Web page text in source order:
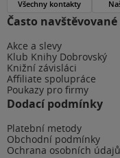
Často navštěvované
Akce a slevy
Klub Knihy Dobrovský
Knižní závisláci
Affiliate spolupráce
Poukazy pro firmy
Dodací podmínky
Platební metody
Obchodní podmínky
Ochrana osobních údajů
Všechny kontakty